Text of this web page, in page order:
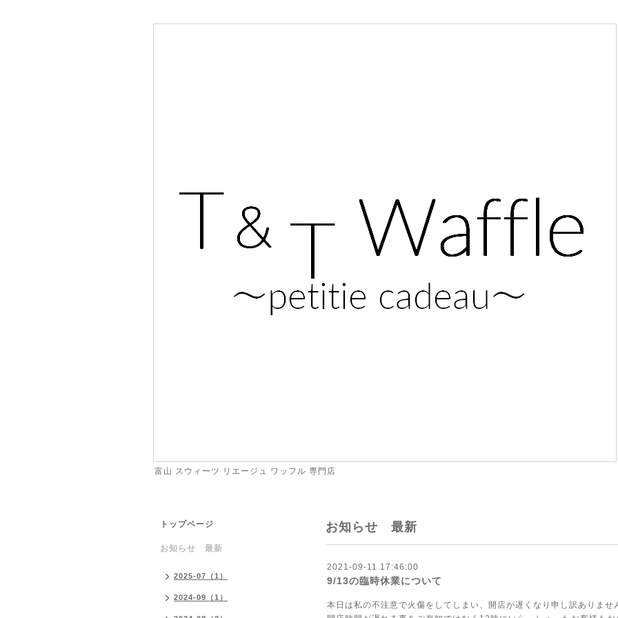
富山 スウィーツ リエージュ ワッフル 専門店
お知らせ 最新
2021-09-11 17:46:00
9/13の臨時休業について
本日は私の不注意で火傷をしてしまい、開店が遅くなり申し訳ありませ
トップページ
お知らせ 最新
2025-07（1）
2024-09（1）